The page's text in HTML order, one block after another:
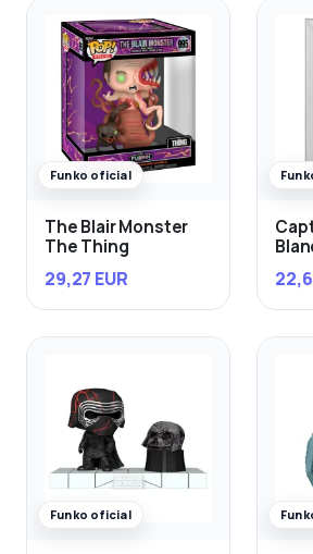
Funko oficial
The Blair Monster
The Thing
29,27 EUR
Funko oficial